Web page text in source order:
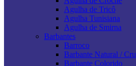
Agulha de Tricô
Agulha Tunisiana
Agulha de Smirna
Barbantes
Barroco
Barbante Natural / Cru
Barbante Colorido